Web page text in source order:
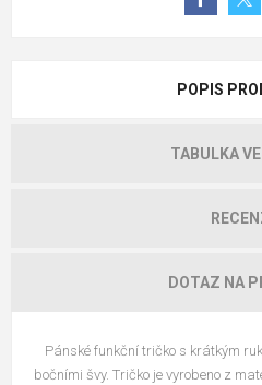
POPIS
TABULKA
DOTAZ NA
Pánské funkční tričko s krátkým
bočními švy. Tričko je vyrobeno z